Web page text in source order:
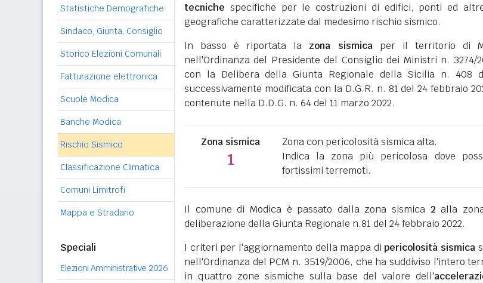
Statistiche Demografiche
Sindaco, Giunta, Consiglio
Storico Elezioni Comunali
Fatturazione elettronica
Scuole Modica
Banche Modica
Rischio Sismico
Classificazione Climatica
Comuni Limitrofi
Mappa e Stradario
Speciali
Elezioni Amministrative 2026
tecniche specifiche per le costruzioni di edifici, ponti ed
geografiche caratterizzate dal medesimo rischio sismico.
In basso è riportata la zona sismicaper il territorio di
nell'Ordinanza del Presidente del Consiglio dei Ministri n. 3274/
con la Delibera della Giunta Regionale della Sicilia n. 408
successivamente modificata con la D.G.R. n. 81 del 24 febbraio
contenute nella D.D.G. n. 64 del 11 marzo 2022.
Zona sismica
1
Zona con pericolosità sismica alta.
Indica la zona più pericolosa dove
fortissimi terremoti.
Il comune di Modica è passato dalla zona sismica 2 alla
deliberazione della Giunta Regionale n.81 del 24 febbraio 2022.
I criteri per l'aggiornamento della mappa dipericolosità sismica
nell'Ordinanza del PCM n. 3519/2006, che ha suddiviso l'intero
in quattro zone sismiche sulla base del valore dell'